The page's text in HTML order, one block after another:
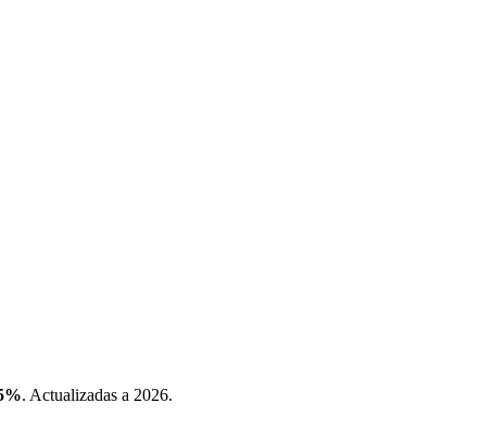
. Actualizadas a 2026.